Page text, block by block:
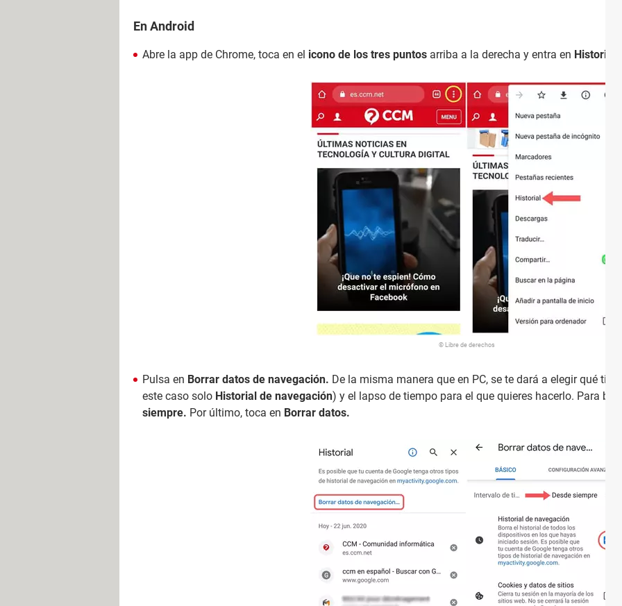
En Android
Abre la app de Chrome, toca en el icono de los tres puntos arriba a la derecha y entra en Historial.
© Libre de derechos
Pulsa en Borrar datos de navegación. De la misma manera que en PC, se te dará a elegir qué
este caso solo Historial de navegación) y el lapso de tiempo para el que quieres hacerlo. Para
siempre. Por último, toca en Borrar datos.